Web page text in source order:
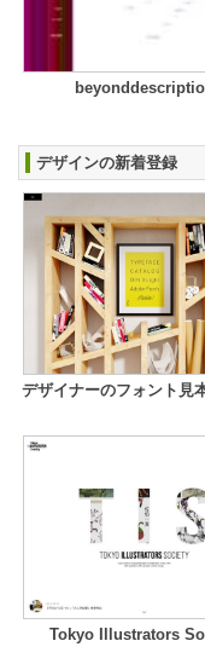
デザインの新着登録
デザイナーのフォント見
Tokyo Illustrators